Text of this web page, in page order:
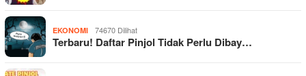
EKONOMI 74670 Dilihat
Terbaru! Daftar Pinjol Tidak Perlu Dibay…